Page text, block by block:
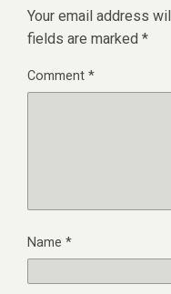
Your email address
fields are marked *
Comment*
Name *